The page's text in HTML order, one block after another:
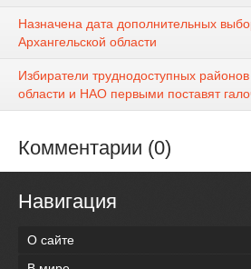
Назначена дата дополнительных
Архангельской области
Избиратели труднодоступных районов
области и НАО первыми поставят
Комментарии (0)
Навигация
О сайте